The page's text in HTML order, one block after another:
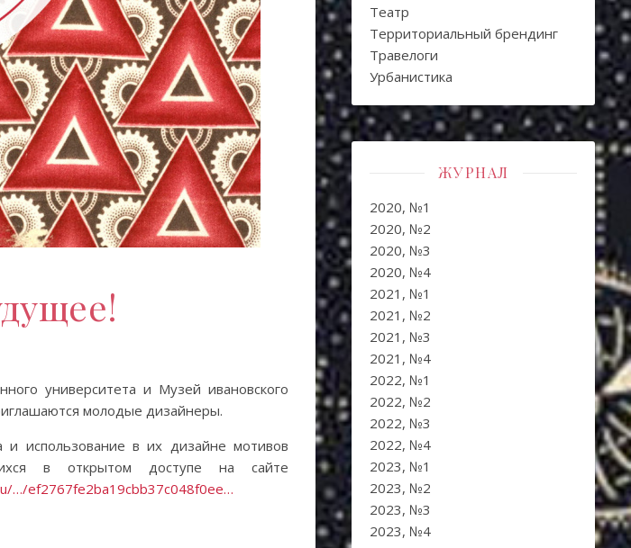
университета и Музей ивановского
молодые дизайнеры.
и использование в их дизайне мотивов
в открытом доступе на сайте
…/ef2767fe2ba19cbb37c048f0ee…
Театр
Территориальный брендинг
Травелоги
Урбанистика
ЖУРНАЛ
2020, №1
2020, №2
2020, №3
2020, №4
2021, №1
2021, №2
2021, №3
2021, №4
2022, №1
2022, №2
2022, №3
2022, №4
2023, №1
2023, №2
2023, №3
2023, №4